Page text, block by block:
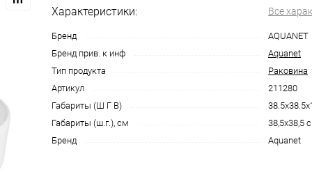
Характеристики: Все
Бренд
AQUANET
Бренд прив. к инф
Aquanet
Тип продукта
Раковина
Артикул
211280
Габариты (Ш Г В)
Габариты (ш.г.), см
38,5x38,5
Бренд
Aquanet